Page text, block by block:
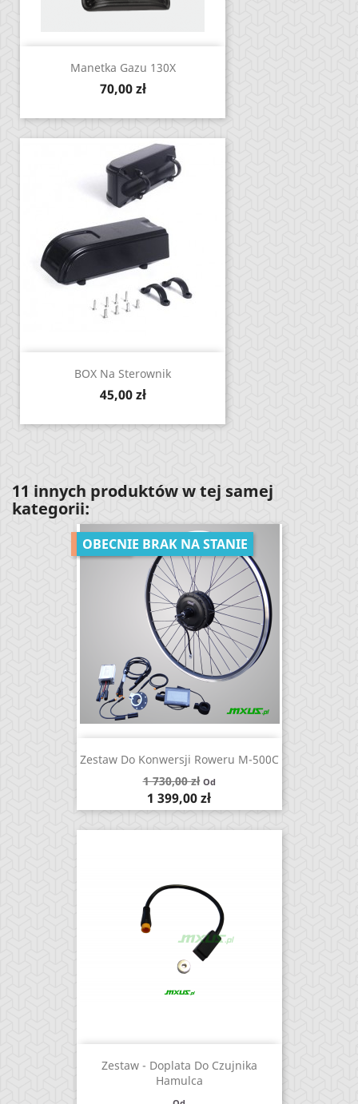
Manetka Gazu 130X
Cena
70,00 zł
BOX Na Sterownik
Cena
45,00 zł
11 innych produktów w tej samej
kategorii:
Zestaw Do Konwersji Roweru M-500C
Cena
podstawowa
1 730,00 zł
-19,13%
Od
Cena
1 399,00 zł
OBECNIE BRAK NA STANIE
Zestaw - Doplata Do Czujnika
Hamulca